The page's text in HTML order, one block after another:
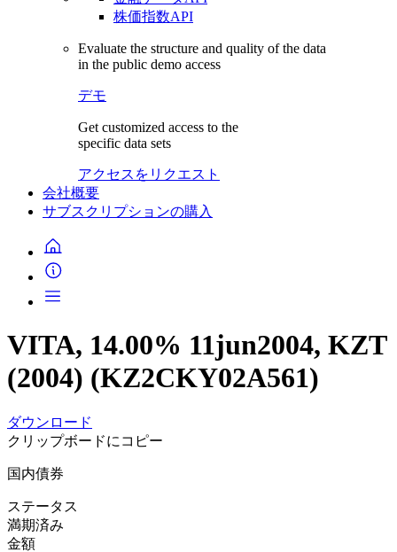
株価指数API
Evaluate the structure and quality of the data
in the public demo access
デモ
Get customized access to the
specific data sets
アクセスをリクエスト
会社概要
サブスクリプションの購入
VITA, 14.00% 11jun2004, KZT
(2004) (KZ2CKY02A561)
ダウンロード
クリップボードにコピー
国内債券
ステータス
満期済み
金額